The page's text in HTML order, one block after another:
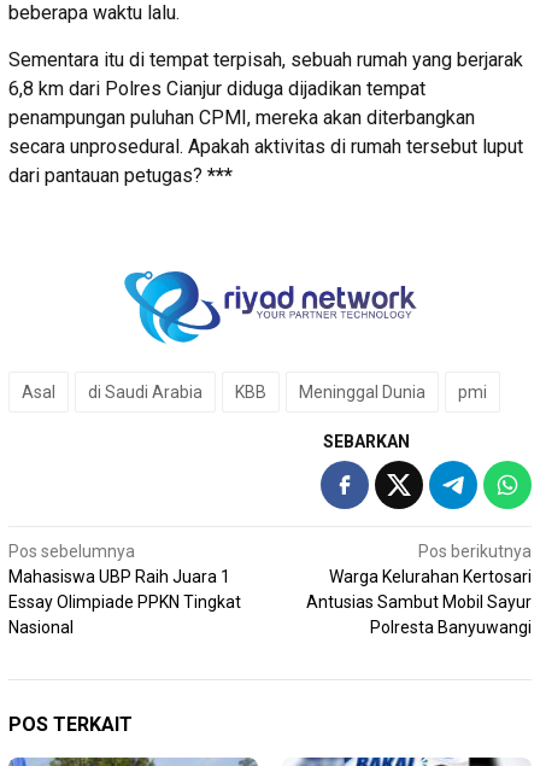
beberapa waktu lalu.
Sementara itu di tempat terpisah, sebuah rumah yang berjarak
6,8 km dari Polres Cianjur diduga dijadikan tempat
penampungan puluhan CPMI, mereka akan diterbangkan
secara unprosedural. Apakah aktivitas di rumah tersebut luput
dari pantauan petugas? ***
Asal di Saudi Arabia KBB Meninggal Dunia pmi
SEBARKAN
Navigasi
pos
Pos sebelumnya
Mahasiswa UBP Raih Juara 1
Essay Olimpiade PPKN Tingkat
Nasional
Pos berikutnya
Warga Kelurahan Kertosari
Antusias Sambut Mobil Sayur
Polresta Banyuwangi
POS TERKAIT